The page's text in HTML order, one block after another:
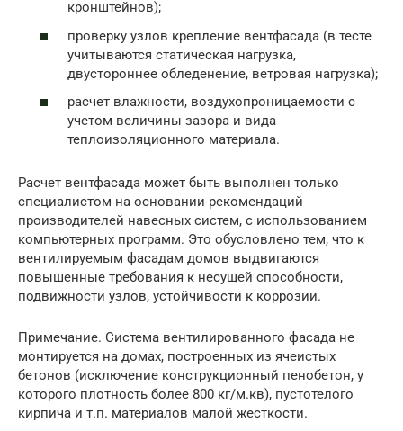
кронштейнов);
проверку узлов крепление вентфасада (в тесте
учитываются статическая нагрузка,
двустороннее обледенение, ветровая нагрузка);
расчет влажности, воздухопроницаемости с
учетом величины зазора и вида
теплоизоляционного материала.
Расчет вентфасада может быть выполнен только
специалистом на основании рекомендаций
производителей навесных систем, с использованием
компьютерных программ. Это обусловлено тем, что к
вентилируемым фасадам домов выдвигаются
повышенные требования к несущей способности,
подвижности узлов, устойчивости к коррозии.
Примечание. Система вентилированного фасада не
монтируется на домах, построенных из ячеистых
бетонов (исключение конструкционный пенобетон, у
которого плотность более 800 кг/м.кв), пустотелого
кирпича и т.п. материалов малой жесткости.